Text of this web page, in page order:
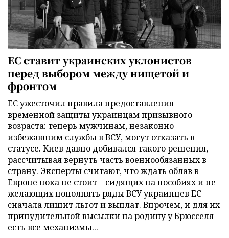
ЕС ставит украинских уклонистов
перед выбором между нищетой и
фронтом
ЕС ужесточил правила предоставления
временной защиты украинцам призывного
возраста: теперь мужчинам, незаконно
избежавшим службы в ВСУ, могут отказать в
статусе. Киев давно добивался такого решения,
рассчитывая вернуть часть военнообязанных в
страну. Эксперты считают, что ждать облав в
Европе пока не стоит – сидящих на пособиях и не
желающих пополнять ряды ВСУ украинцев ЕС
сначала лишит льгот и выплат. Впрочем, и для их
принудительной высылки на родину у Брюсселя
есть все механизмы...